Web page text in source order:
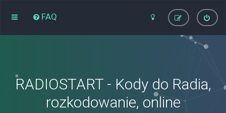
FAQ
RADIOSTART - Kody do Radia,
rozkodowanie, online